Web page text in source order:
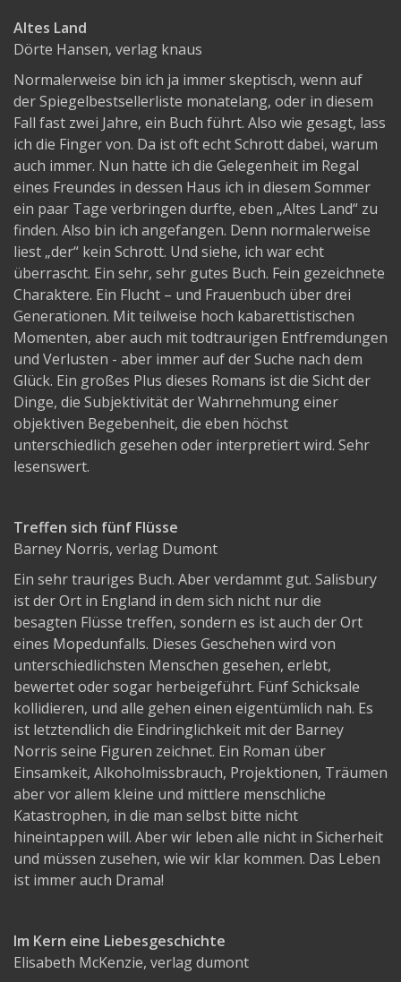
Altes Land
Dörte Hansen, verlag knaus
Normalerweise bin ich ja immer skeptisch, wenn auf
der Spiegelbestsellerliste monatelang, oder in diesem
Fall fast zwei Jahre, ein Buch führt. Also wie gesagt, lass
ich die Finger von. Da ist oft echt Schrott dabei, warum
auch immer. Nun hatte ich die Gelegenheit im Regal
eines Freundes in dessen Haus ich in diesem Sommer
ein paar Tage verbringen durfte, eben „Altes Land“ zu
finden. Also bin ich angefangen. Denn normalerweise
liest „der“ kein Schrott. Und siehe, ich war echt
überrascht. Ein sehr, sehr gutes Buch. Fein gezeichnete
Charaktere. Ein Flucht – und Frauenbuch über drei
Generationen. Mit teilweise hoch kabarettistischen
Momenten, aber auch mit todtraurigen Entfremdungen
und Verlusten - aber immer auf der Suche nach dem
Glück. Ein großes Plus dieses Romans ist die Sicht der
Dinge, die Subjektivität der Wahrnehmung einer
objektiven Begebenheit, die eben höchst
unterschiedlich gesehen oder interpretiert wird. Sehr
lesenswert.
Treffen sich fünf Flüsse
Barney Norris, verlag Dumont
Ein sehr trauriges Buch. Aber verdammt gut. Salisbury
ist der Ort in England in dem sich nicht nur die
besagten Flüsse treffen, sondern es ist auch der Ort
eines Mopedunfalls. Dieses Geschehen wird von
unterschiedlichsten Menschen gesehen, erlebt,
bewertet oder sogar herbeigeführt. Fünf Schicksale
kollidieren, und alle gehen einen eigentümlich nah. Es
ist letztendlich die Eindringlichkeit mit der Barney
Norris seine Figuren zeichnet. Ein Roman über
Einsamkeit, Alkoholmissbrauch, Projektionen, Träumen
aber vor allem kleine und mittlere menschliche
Katastrophen, in die man selbst bitte nicht
hineintappen will. Aber wir leben alle nicht in Sicherheit
und müssen zusehen, wie wir klar kommen. Das Leben
ist immer auch Drama!
Im Kern eine Liebesgeschichte
Elisabeth McKenzie, verlag dumont